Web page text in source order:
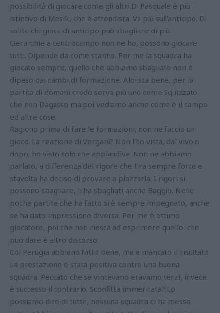
possibilità di giocare come gli altri.Di Pasquale è più
istintivo di Mesik, che è attendista. Va più sull'anticipo. Di
solito chi gioca di anticipo può sbagliare di più.
Gerarchie a centrocampo non ne ho, possono giocare
tutti. Dipende da come stanno. Per me la squadra ha
giocato sempre, quello che abbiamo sbagliato non è
dipeso dai cambi di formazione. Aloi sta bene, per la
partita di domani credo serva più uno come Squizzato
che non Dagasso ma poi vediamo anche come è il campo
ed altre cose.
Ragiono prima di fare le formazioni, non ne faccio un
gioco. La reazione di Vergani? Non l'ho vista, dal vivo o
dopo, ho visto solo che applaudiva. Non ne abbiamo
parlato, a differenza del rigore che tira sempre forte e
stavolta ha deciso di provare a piazzarla. I rigori si
possono sbagliare, li ha sbagliati anche Baggio. Nelle
poche partite che ha fatto si è sempre impegnato, anche
se ha dato impressione diversa. Per me è ottimo
giocatore, poi che non riesca ad esprimere quello che
può dare è altro discorso.
Col Perugia abbiano fatto bene, ma è mancato il risultato.
La prestazione è stata positiva contro una buona
squadra. Peccato che se vincevano eravamo terzi, invece
è successo il contrario. Sconfitta immeritata? Lo
possiamo dire di tutte, nessuna squadra ci ha messo